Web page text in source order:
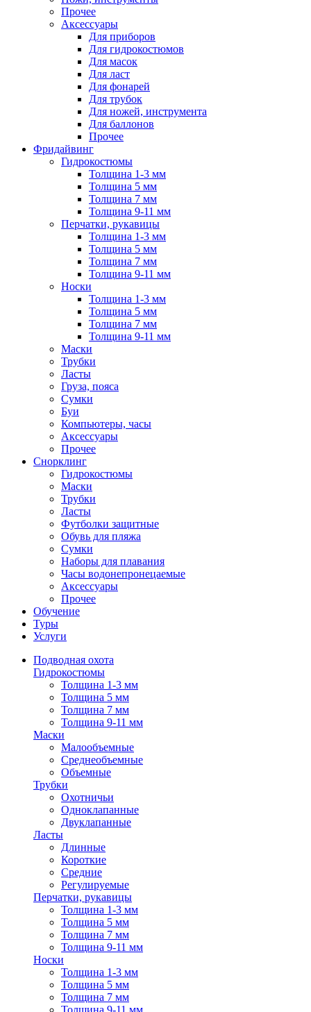
Прочее
Аксессуары
Для приборов
Для гидрокостюмов
Для масок
Для ласт
Для фонарей
Для трубок
Для ножей, инструмента
Для баллонов
Прочее
Фридайвинг
Гидрокостюмы
Толщина 1-3 мм
Толщина 5 мм
Толщина 7 мм
Толщина 9-11 мм
Перчатки, рукавицы
Толщина 1-3 мм
Толщина 5 мм
Толщина 7 мм
Толщина 9-11 мм
Носки
Толщина 1-3 мм
Толщина 5 мм
Толщина 7 мм
Толщина 9-11 мм
Маски
Трубки
Ласты
Груза, пояса
Сумки
Буи
Компьютеры, часы
Аксессуары
Прочее
Снорклинг
Гидрокостюмы
Маски
Трубки
Ласты
Футболки защитные
Обувь для пляжа
Сумки
Наборы для плавания
Часы водонепронецаемые
Аксессуары
Прочее
Обучение
Туры
Услуги
Подводная охота
Гидрокостюмы
Толщина 1-3 мм
Толщина 5 мм
Толщина 7 мм
Толщина 9-11 мм
Маски
Малообъемные
Среднеобъемные
Объемные
Трубки
Охотничьи
Одноклапанные
Двуклапанные
Ласты
Длинные
Короткие
Средние
Регулируемые
Перчатки, рукавицы
Толщина 1-3 мм
Толщина 5 мм
Толщина 7 мм
Толщина 9-11 мм
Носки
Толщина 1-3 мм
Толщина 5 мм
Толщина 7 мм
Толщина 9-11 мм